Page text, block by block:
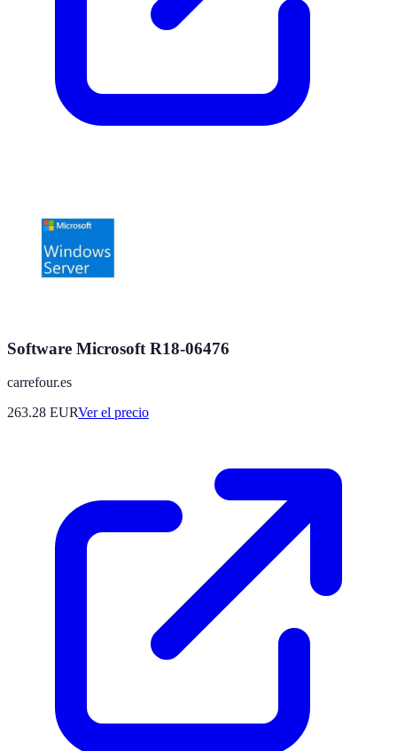
Software Microsoft R18-06476
carrefour.es
263.28 EURVer el precio